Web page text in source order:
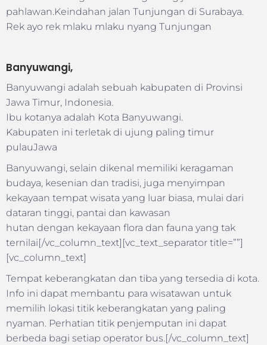
pahlawan.Keindahan jalan Tunjungan di Surabaya.
Rek ayo rek mlaku mlaku nyang Tunjungan
Banyuwangi,
Banyuwangi adalah sebuah kabupaten di Provinsi
Jawa Timur, Indonesia.
Ibu kotanya adalah Kota Banyuwangi.
Kabupaten ini terletak di ujung paling timur
pulauJawa
Banyuwangi, selain dikenal memiliki keragaman
budaya, kesenian dan tradisi, juga menyimpan
kekayaan tempat wisata yang luar biasa, mulai dari
dataran tinggi, pantai dan kawasan
hutan dengan kekayaan flora dan fauna yang tak
ternilai[/vc_column_text][vc_text_separator title=””]
[vc_column_text]
Tempat keberangkatan dan tiba yang tersedia di kota.
Info ini dapat membantu para wisatawan untuk
memilih lokasi titik keberangkatan yang paling
nyaman. Perhatian titik penjemputan ini dapat
berbeda bagi setiap operator bus.[/vc_column_text]